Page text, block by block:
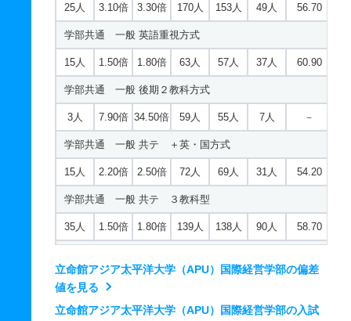
2人 1.20倍 1.30倍 8人 7人 6人 －
25人 3.10倍 3.30倍 170人 153人 49人 56.70
学部共通 一般 英語重視方式
15人 1.50倍 1.80倍 63人 57人 37人 60.90
学部共通 一般 後期２教科方式
3人 7.90倍 34.50倍 59人 55人 7人 －
学部共通 一般 共テ ＋英・国方式
15人 2.20倍 2.50倍 72人 69人 31人 54.20
学部共通 一般 共テ ３教科型
35人 1.50倍 1.80倍 139人 138人 90人 58.70
35人 1.50倍
学部共通 一般 共テ ８科目特待生優先採用
立命館アジア太平洋大学（APU）国際経営学部の偏差
値を見る
立命館アジア太平洋大学（APU）国際経営学部の入試